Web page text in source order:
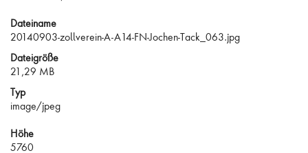
Dateiname
20140903-zollverein-A-A14-FN-Jochen-Tack_063.jpg
Dateigröße
21,29 MB
Typ
image/jpeg
Höhe
5760